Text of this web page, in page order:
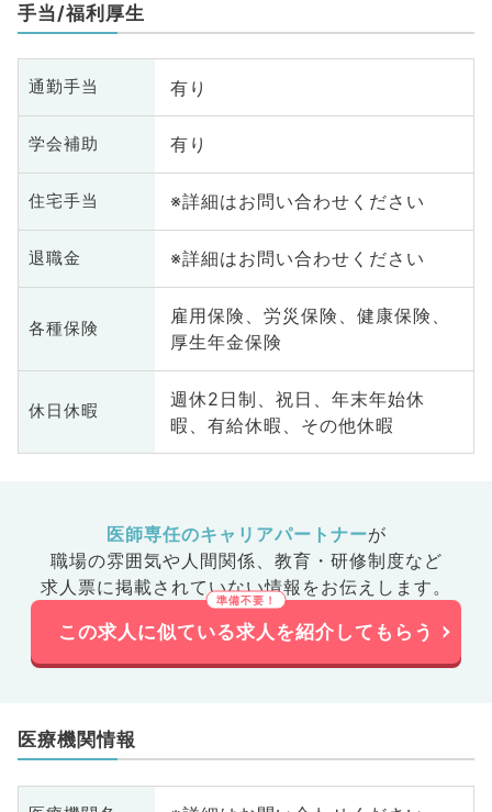
手当/福利厚生
通勤手当 有り
学会補助 有り
住宅手当 ※詳細はお問い合わせください
退職金 ※詳細はお問い合わせください
各種保険
雇用保険、労災保険、健康保険、
厚生年金保険
休日休暇
週休2日制、祝日、年末年始休
暇、有給休暇、その他休暇
医師専任のキャリアパートナーが
職場の雰囲気や人間関係、 教育・研修制度など
求人票に掲載されていない情報をお伝えします。
この求人に似ている求人を紹介してもらう
医療機関情報